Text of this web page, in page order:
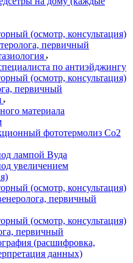
(осмотр, консультация)
первичный
по антиэйджингу
(осмотр, консультация)
первичный
материала
фототермолиз Со2
лампой Вуда
увеличением
(осмотр, консультация)
первичный
(осмотр, консультация)
первичный
(расшифровка,
данных)